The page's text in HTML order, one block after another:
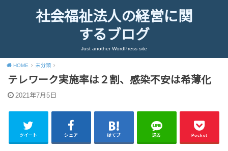
社会福祉法人の経営に関
するブログ
Just another WordPress site
HOME 未分類
テレワーク実施率は２割、感染不安は希薄化
2021年7月5日
ツイート シェア はてブ 送る Pocket